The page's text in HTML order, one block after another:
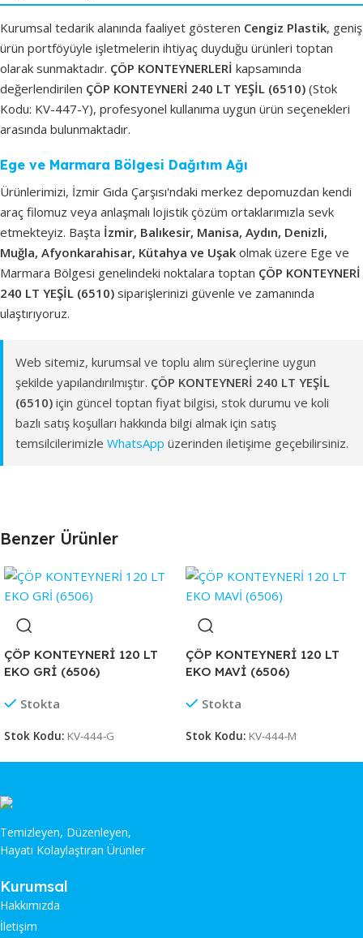
Kurumsal tedarik alanında faaliyet gösteren Cengiz Plastik, geniş
ürün portföyüyle işletmelerin ihtiyaç duyduğu ürünleri toptan
olarak sunmaktadır. ÇÖP KONTEYNERLERİ kapsamında
değerlendirilen ÇÖP KONTEYNERİ 240 LT YEŞİL (6510) (Stok
Kodu: KV-447-Y), profesyonel kullanıma uygun ürün seçenekleri
arasında bulunmaktadır.
Ege ve Marmara Bölgesi Dağıtım Ağı
Ürünlerimizi, İzmir Gıda Çarşısı'ndaki merkez depomuzdan kendi
araç filomuz veya anlaşmalı lojistik çözüm ortaklarımızla sevk
etmekteyiz. Başta İzmir, Balıkesir, Manisa, Aydın, Denizli,
Muğla, Afyonkarahisar, Kütahya ve Uşak olmak üzere Ege ve
Marmara Bölgesi genelindeki noktalara toptan ÇÖP KONTEYNERİ
240 LT YEŞİL (6510) siparişlerinizi güvenle ve zamanında
ulaştırıyoruz.
Web sitemiz, kurumsal ve toplu alım süreçlerine uygun
şekilde yapılandırılmıştır. ÇÖP KONTEYNERİ 240 LT YEŞİL
(6510) için güncel toptan fiyat bilgisi, stok durumu ve koli
bazlı satış koşulları hakkında bilgi almak için satış
temsilcilerimizle WhatsApp üzerinden iletişime geçebilirsiniz.
Benzer Ürünler
ÇÖP KONTEYNERİ 120 LT
EKO GRİ (6506)
Stokta
Stok Kodu: KV-444-G
ÇÖP KONTEYNERİ 120 LT
EKO MAVİ (6506)
Stokta
Stok Kodu: KV-444-M
Temizleyen, Düzenleyen,
Hayatı Kolaylaştıran Ürünler
Kurumsal
Hakkımızda
İletişim